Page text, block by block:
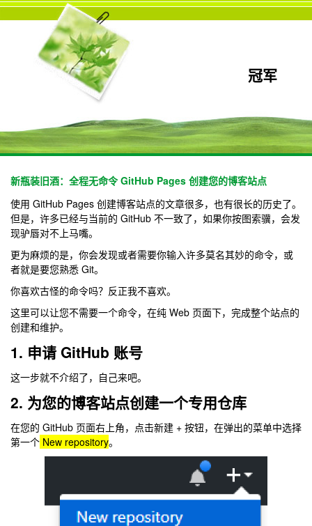
冠军
新瓶装旧酒：全程无命令 GitHub Pages 创建您的博客站点
使用 GitHub Pages 创建博客站点的文章很多，也有很长的历史了。
但是，许多已经与当前的 GitHub 不一致了，如果你按图索骥，会发
现驴唇对不上马嘴。
更为麻烦的是，你会发现或者需要你输入许多莫名其妙的命令，或
者就是要您熟悉 Git。
你喜欢古怪的命令吗？反正我不喜欢。
这里可以让您不需要一个命令，在纯 Web 页面下，完成整个站点的
创建和维护。
1. 申请 GitHub 账号
这一步就不介绍了，自己来吧。
2. 为您的博客站点创建一个专用仓库
在您的 GitHub 页面右上角，点击新建 + 按钮，在弹出的菜单中选择
第一个 New repository。